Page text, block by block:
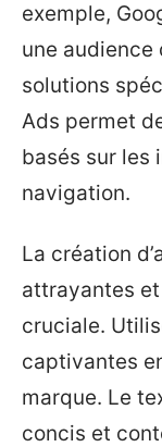
exemple,
une
solutions
Ads permet
basés sur les
navigation.
La création
attrayantes
cruciale.
captivantes
marque. Le
concis et